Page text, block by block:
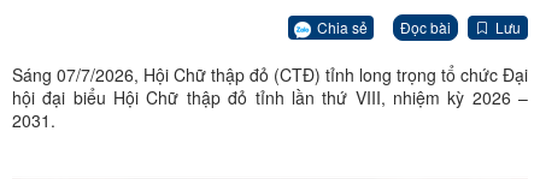
Chia sẻ Đọc bài Lưu
Sáng 07/7/2026, Hội Chữ thập đỏ (CTĐ) tỉnh long trọng tổ chức Đại
hội đại biểu Hội Chữ thập đỏ tỉnh lần thứ VIII, nhiệm kỳ 2026 –
2031.